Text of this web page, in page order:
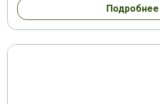
Подробнее